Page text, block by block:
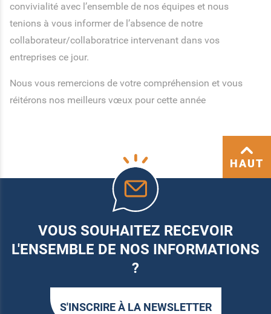
convivialité avec l’ensemble de nos équipes et nous
tenions à vous informer de l’absence de notre
collaborateur/collaboratrice intervenant dans vos
entreprises ce jour.
Nous vous remercions de votre compréhension et vous
réitérons nos meilleurs vœux pour cette année
HAUT
VOUS SOUHAITEZ RECEVOIR
L'ENSEMBLE DE NOS INFORMATIONS
?
S'INSCRIRE À LA NEWSLETTER